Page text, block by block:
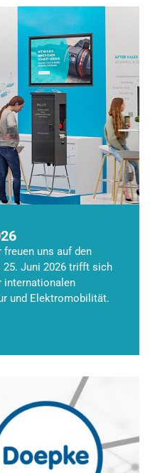
freuen uns auf den
25. Juni 2026 trifft sich
internationalen
und Elektromobilität.